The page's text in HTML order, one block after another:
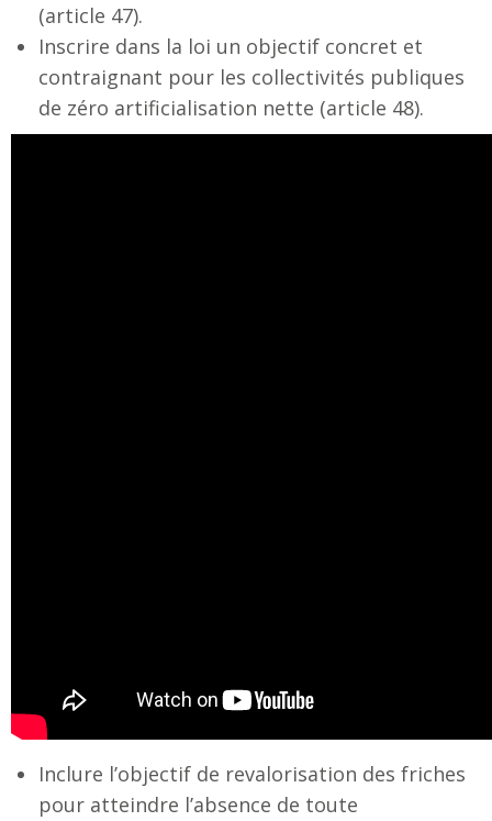
(article 47).
Inscrire dans la loi un objectif concret et
contraignant pour les collectivités publiques
de zéro artificialisation nette (article 48).
Inclure l’objectif de revalorisation des friches
pour atteindre l’absence de toute